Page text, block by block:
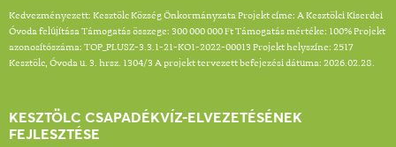
Kedvezményezett: Kesztölc Község Önkormányzata Projekt címe: A Kesztölci Kiserdei
Óvoda felújítása Támogatás összege: 300 000 000 Ft Támogatás mértéke: 100% Projekt
azonosítószáma: TOP_PLUSZ-3.3.1-21-KO1-2022-00013 Projekt helyszíne: 2517
Kesztölc, Óvoda u. 3. hrsz. 1304/3 A projekt tervezett befejezési dátuma: 2026.02.28.
KESZTÖLC CSAPADÉKVÍZ-ELVEZETÉSÉNEK
FEJLESZTÉSE